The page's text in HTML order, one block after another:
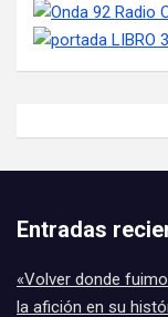
Entradas
«Volver donde
la afición en su